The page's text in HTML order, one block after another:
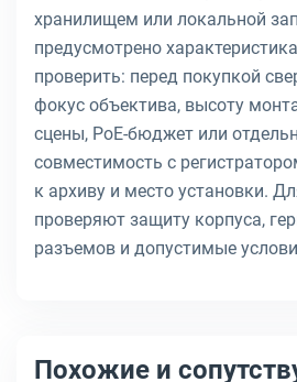
хранилищем или локальной
предусмотрено
проверить: перед покупкой
фокус объектива, высоту
сцены, PoE-бюджет или
совместимость с
к архиву и место установки.
проверяют защиту корпуса,
разъемов и допустимые
Похожие и